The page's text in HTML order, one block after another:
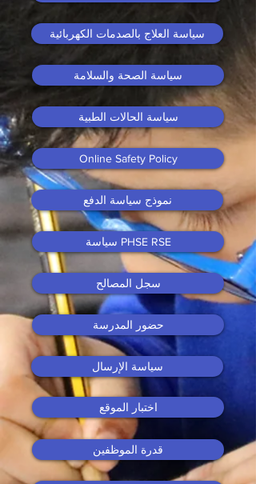
سياسة العلاج بالصدمات الكهربائية
سياسة الصحة والسلامة
سياسة الحالات الطبية
Online Safety Policy
نموذج سياسة الدفع
سياسة PHSE RSE
سجل المصالح
حضور المدرسة
سياسة الإرسال
اختبار الموقع
قدرة الموظفين